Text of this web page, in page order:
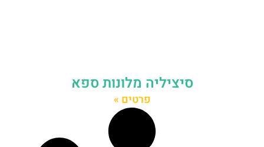
סיציליה מלונות ספא
פרטים »